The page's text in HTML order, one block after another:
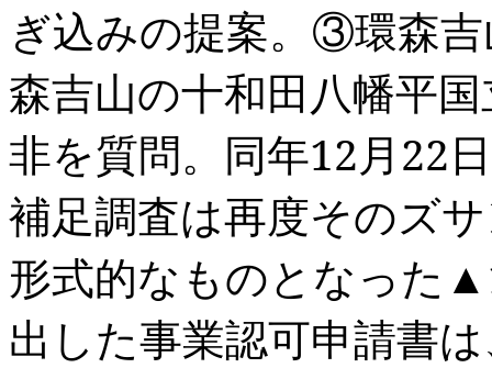
ぎ込みの提案。③環森
森吉山の十和田八幡平
非を質問。同年12月22
補足調査は再度そのズ
形式的なものとなった▲
出した事業認可申請書